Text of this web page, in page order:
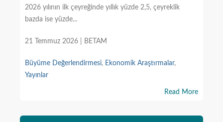
2026 yılının ilk çeyreğinde yıllık yüzde 2,5, çeyreklik
bazda ise yüzde...
21 Temmuz 2026 | BETAM
Büyüme Değerlendirmesi, Ekonomik Araştırmalar,
Yayınlar
Read More